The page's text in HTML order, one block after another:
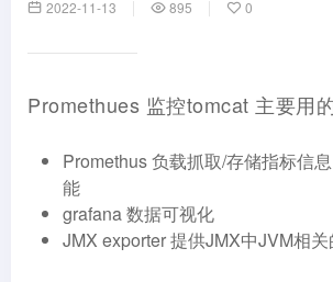
2022-11-13 895 0
Promethues 监控tomcat 主要用
Promethus 负载抓取/存储指标信
能
grafana 数据可视化
JMX exporter 提供JMX中JVM相